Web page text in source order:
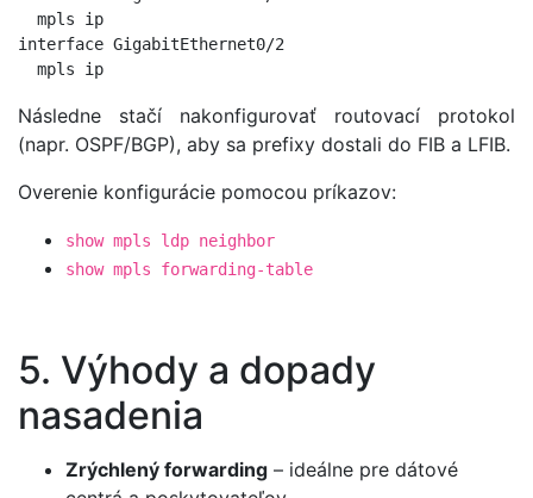
  mpls ip
interface GigabitEthernet0/2
Následne stačí nakonfigurovať routovací protokol
(napr. OSPF/BGP), aby sa prefixy dostali do FIB a LFIB.
Overenie konfigurácie pomocou príkazov:
show mpls ldp neighbor
show mpls forwarding-table
5. Výhody a dopady
nasadenia
Zrýchlený forwarding – ideálne pre dátové